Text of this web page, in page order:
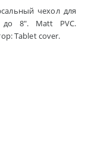
до 8". Matt PVC. Форм-фактор: Tablet cover.